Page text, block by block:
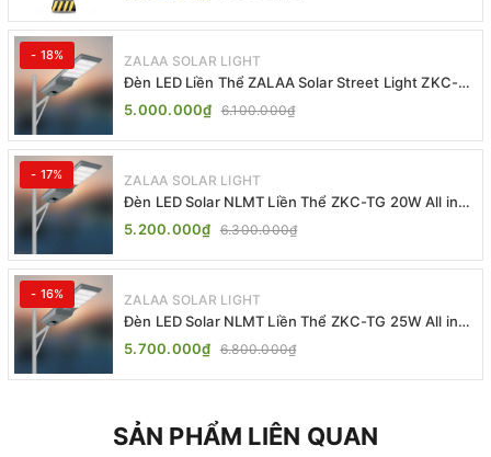
- 18% ZALAA SOLAR LIGHT
Đèn LED Liền Thể ZALAA Solar Street Light ZKC-
TG 20W 25W 30W All In One
5.000.000₫ 6.100.000₫
- 17% ZALAA SOLAR LIGHT
Đèn LED Solar NLMT Liền Thể ZKC-TG 20W All in
One | ZALAA Street Light
5.200.000₫ 6.300.000₫
- 16% ZALAA SOLAR LIGHT
Đèn LED Solar NLMT Liền Thể ZKC-TG 25W All in
One | ZALAA Street Light
5.700.000₫ 6.800.000₫
SẢN PHẨM LIÊN QUAN